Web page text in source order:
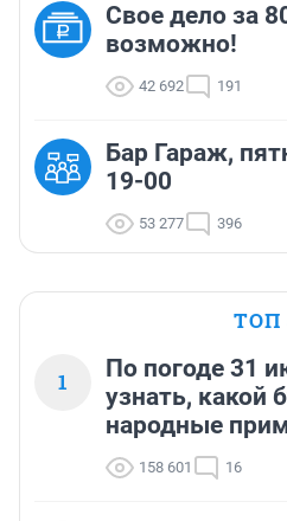
Свое дело за
возможно!
42 692 191
Бар Гараж,
19-00
53 277 396
ТОП
1
По погоде 31
узнать, какой
народные
158 601 16